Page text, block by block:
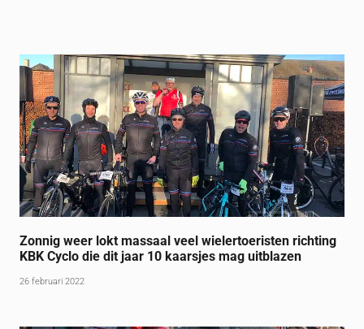
Zonnig weer lokt massaal veel wielertoeristen richting
KBK Cyclo die dit jaar 10 kaarsjes mag uitblazen
26 februari 2022